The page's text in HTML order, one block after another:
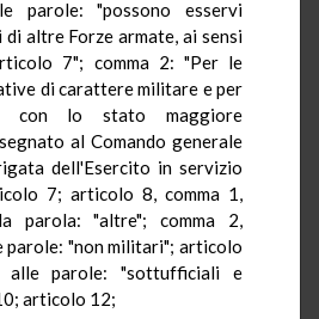
parole: "possono esservi
altre Forze armate, ai sensi
7"; comma 2: "Per le
di carattere militare e per
con lo stato maggiore
al Comando generale
dell'Esercito in servizio
7; articolo 8, comma 1,
parola: "altre"; comma 2,
parole: "non militari"; articolo
alle parole: "sottufficiali e
articolo 12;